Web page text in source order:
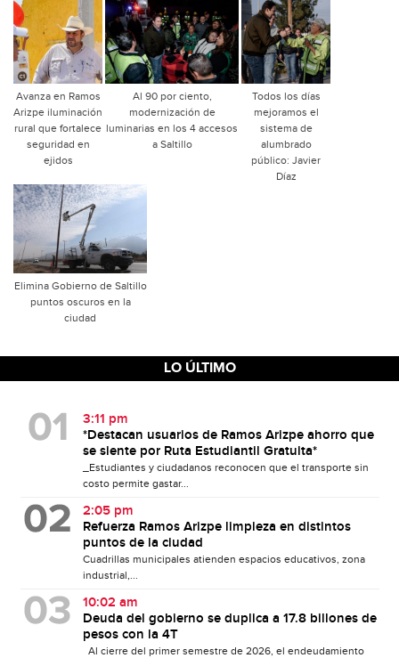
Avanza en Ramos
Arizpe iluminación
rural que fortalece
seguridad en
ejidos
Al 90 por ciento,
modernización de
luminarias en los 4 accesos
a Saltillo
Todos los días
mejoramos el
sistema de
alumbrado
público: Javier
Díaz
Elimina Gobierno de Saltillo
puntos oscuros en la
ciudad
LO ÚLTIMO
3:11 pm
*Destacan usuarios de Ramos Arizpe ahorro que
se siente por Ruta Estudiantil Gratuita*
_Estudiantes y ciudadanos reconocen que el transporte sin
costo permite gastar...
2:05 pm
Refuerza Ramos Arizpe limpieza en distintos
puntos de la ciudad
Cuadrillas municipales atienden espacios educativos, zona
industrial,...
10:02 am
Deuda del gobierno se duplica a 17.8 billones de
pesos con la 4T
Al cierre del primer semestre de 2026, el endeudamiento